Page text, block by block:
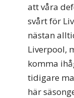
att våra
svårt för
nästan
Liverpool,
komma
tidigare
här